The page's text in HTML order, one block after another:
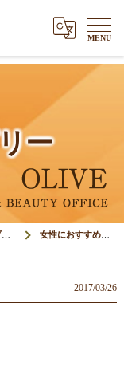
ー
女性におすすめゼリー
2017/03/26